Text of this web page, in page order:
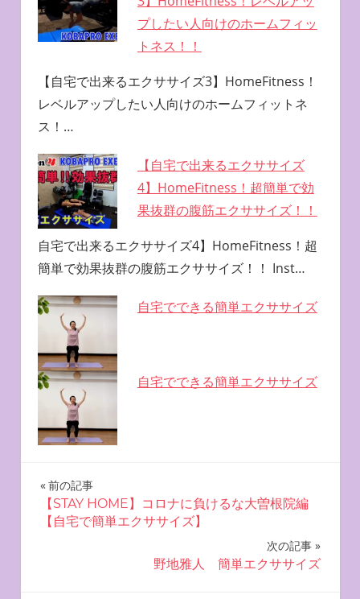
プしたい人向けのホームフィッ
トネス！！
【自宅で出来るエクササイズ3】HomeFitness！
レベルアップしたい人向けのホームフィットネ
ス！…
【自宅で出来るエクササイズ
4】HomeFitness！超簡単で効
果抜群の腹筋エクササイズ！！
自宅で出来るエクササイズ4】HomeFitness！超
簡単で効果抜群の腹筋エクササイズ！！ Inst…
自宅でできる簡単エクササイズ
自宅でできる簡単エクササイズ
投
稿
前の記事
【STAY HOME】コロナに負けるな大曽根院編
【自宅で簡単エクササイズ】
次の記事
野地雅人 簡単エクササイズ